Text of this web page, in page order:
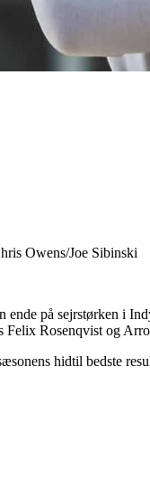
Owens/Joe Sibinski
på sejrstørken i
Rosenqvist og
hidtil bedste